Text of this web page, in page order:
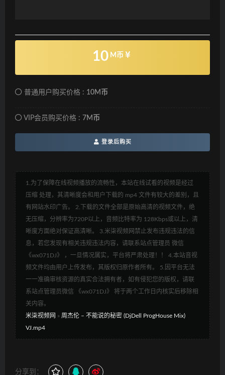
10 M币
普通用户购买价格 : 10M币
VIP会员购买价格 : 7M币
登录后购买
1.为了保障在线视频播放的流畅性，本站在线试看的视频是经过
压缩 处理，其清晰度会和用户下载的 mp4 文件有较大的差别，且
有网站水印广告。 2.下载的文件全部是原始高清的视频文件，绝
无压缩，分辨率为720P以上，音频比特率为 128Kbps或以上，清
晰度方面绝对保证高清晰。 3.米柒视频网禁止发布违规违法的信
息，若您发现有相关违规违法内容，请联系站点管理员 微信
《wx071DJ》 ，一旦情况属实，平台将严肃处理！！ 4.本站音视
频文件均由用户上传发布，其版权归原作者所有。 5.因平台无法
一一准确审核资源的真实合法拥有者，如有侵犯您的版权，请联
系站点管理员微信 《wx071DJ》 将于两个工作日内核实后移除相
关内容。
米柒视频网 » 周杰伦 – 不能说的秘密 (DjDell ProgHouse Mix)
VJ.mp4
分享到：